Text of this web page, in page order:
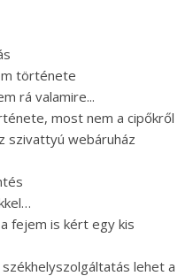
története
rá valamire...
most nem a cipőkről
szivattyú webáruház
fejem is kért egy kis
lehet a